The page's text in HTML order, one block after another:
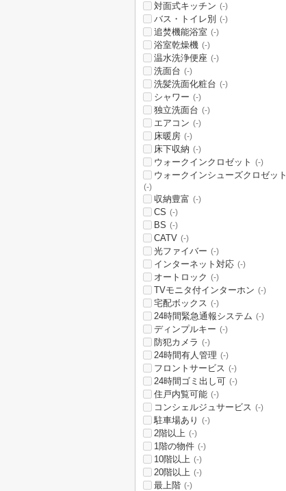
対面式キッチン (-)
バス・トイレ別 (-)
追焚機能浴室 (-)
浴室乾燥機 (-)
温水洗浄便座 (-)
洗面台 (-)
洗髪洗面化粧台 (-)
シャワー (-)
独立洗面台 (-)
エアコン (-)
床暖房 (-)
床下収納 (-)
ウォークインクロゼット (-)
ウォークインシューズクロゼット
(-)
収納豊富 (-)
CS (-)
BS (-)
CATV (-)
光ファイバー (-)
インターネット対応 (-)
オートロック (-)
TVモニタ付インターホン (-)
宅配ボックス (-)
24時間緊急通報システム (-)
ディンプルキー (-)
防犯カメラ (-)
24時間有人管理 (-)
フロントサービス (-)
24時間ゴミ出し可 (-)
住戸内覧可能 (-)
コンシェルジュサービス (-)
駐車場あり (-)
2階以上 (-)
1階の物件 (-)
10階以上 (-)
20階以上 (-)
最上階 (-)